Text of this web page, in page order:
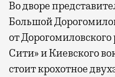
Во дворе
Большой
от
Сити» и Киевского
стоит крохотное